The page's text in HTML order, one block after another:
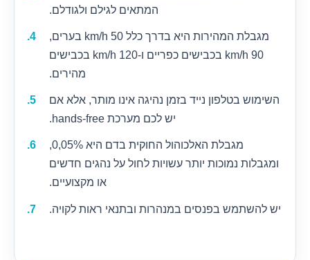
המתאים לגילם ולגודלם.
מגבלת המהירות היא בדרך כלל 50 km/h בערים,
90 km/h בכבישים כפריים ו-120 km/h בכבישים
מהירים.
השימוש בטלפון נייד בזמן נהיגה אינו מותר, אלא אם
יש לכם מערכת hands-free.
מגבלת האלכוהול החוקית בדם היא 0,05%,
ומגבלות נמוכות יותר עשויות לחול על נהגים חדשים
או מקצועיים.
יש להשתמש בפנסים במנהרות ובתנאי ראות לקויה.